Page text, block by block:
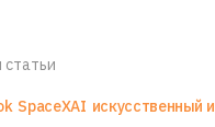
статьи
SpaceXAI искусственный